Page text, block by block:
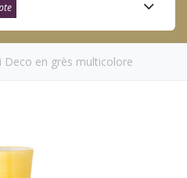
Deco en grès multicolore